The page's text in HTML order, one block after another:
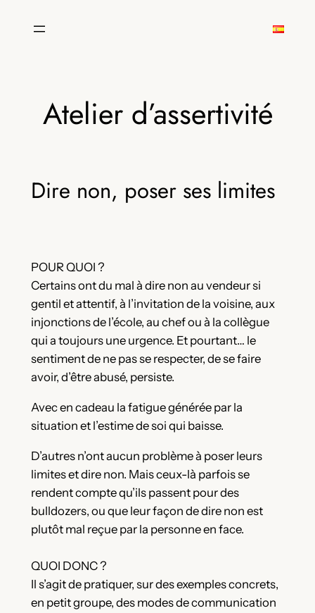
Atelier d’assertivité
Dire non, poser ses limites
POUR QUOI ?
Certains ont du mal à dire non au vendeur si
gentil et attentif, à l’invitation de la voisine, aux
injonctions de l’école, au chef ou à la collègue
qui a toujours une urgence. Et pourtant… le
sentiment de ne pas se respecter, de se faire
avoir, d’être abusé, persiste.
Avec en cadeau la fatigue générée par la
situation et l’estime de soi qui baisse.
D’autres n’ont aucun problème à poser leurs
limites et dire non. Mais ceux-là parfois se
rendent compte qu’ils passent pour des
bulldozers, ou que leur façon de dire non est
plutôt mal reçue par la personne en face.
QUOI DONC ?
Il s’agit de pratiquer, sur des exemples concrets,
en petit groupe, des modes de communication